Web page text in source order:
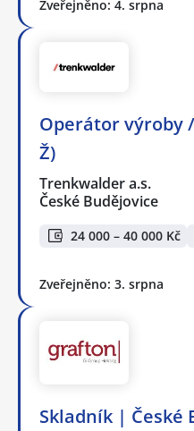
Zveřejněno: 4. srpna
Operátor výroby
Ž)
Trenkwalder a.s.
České Budějovice
24 000 – 40 000 Kč
Zveřejněno: 3. srpna
Skladník | České